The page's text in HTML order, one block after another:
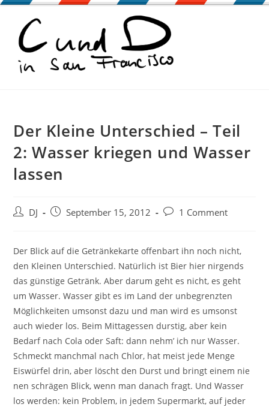
Zum
springen
Der Kleine Unterschied – Teil
2: Wasser kriegen und Wasser
lassen
Beitrags-
DJ
BeitragSeptember 15, 2012
Beitrags-
1 Comment
Der Blick auf die Getränkekarte offenbart ihn noch nicht,
den Kleinen Unterschied. Natürlich ist Bier hier nirgends
das günstige Getränk. Aber darum geht es nicht, es geht
um Wasser. Wasser gibt es im Land der unbegrenzten
Möglichkeiten umsonst dazu und man wird es umsonst
auch wieder los. Beim Mittagessen durstig, aber kein
Bedarf nach Cola oder Saft: dann nehm’ ich nur Wasser.
Schmeckt manchmal nach Chlor, hat meist jede Menge
Eiswürfel drin, aber löscht den Durst und bringt einem nie
nen schrägen Blick, wenn man danach fragt. Und Wasser
los werden: kein Problem, in jedem Supermarkt, auf jeder